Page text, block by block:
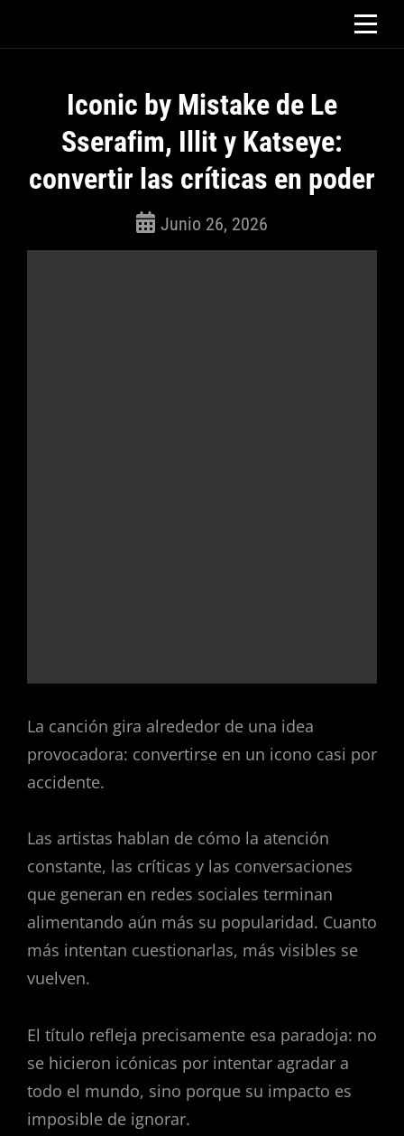
Iconic by Mistake de Le
Sserafim, Illit y Katseye:
convertir las críticas en poder
Junio 26, 2026
La canción gira alrededor de una idea
provocadora: convertirse en un icono casi por
accidente.
Las artistas hablan de cómo la atención
constante, las críticas y las conversaciones
que generan en redes sociales terminan
alimentando aún más su popularidad. Cuanto
más intentan cuestionarlas, más visibles se
vuelven.
El título refleja precisamente esa paradoja: no
se hicieron icónicas por intentar agradar a
todo el mundo, sino porque su impacto es
imposible de ignorar.